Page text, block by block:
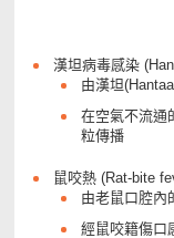
漢坦病毒感染
由漢坦
在空氣不流通
粒傳播
鼠咬熱 (Rat-bite
由老鼠口腔內
經鼠咬籍傷口